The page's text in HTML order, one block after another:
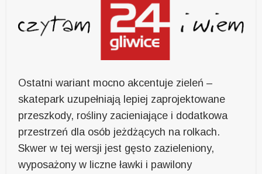
Ostatni wariant mocno akcentuje zieleń –
skatepark uzupełniają lepiej zaprojektowane
przeszkody, rośliny zacieniające i dodatkowa
przestrzeń dla osób jeżdżących na rolkach.
Skwer w tej wersji jest gęsto zazieleniony,
wyposażony w liczne ławki i pawilony